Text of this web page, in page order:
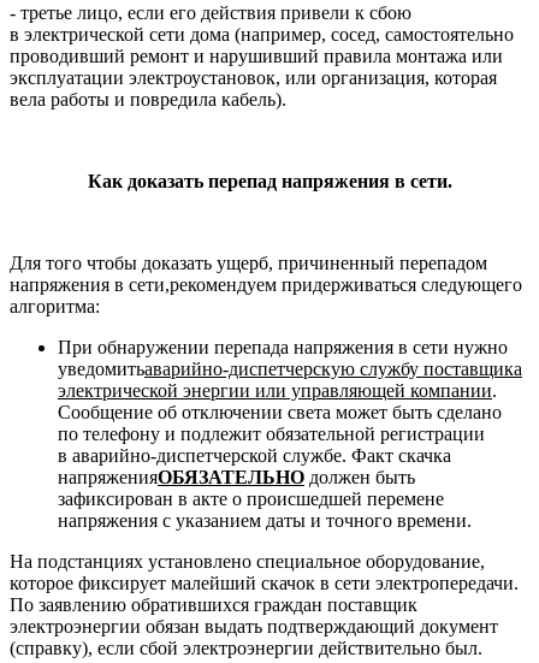
- третье лицо, если его действия привели к сбою
в электрической сети дома (например, сосед, самостоятельно
проводивший ремонт и нарушивший правила монтажа или
эксплуатации электроустановок, или организация, которая
вела работы и повредила кабель).
Как доказать перепад напряжения в сети.
Для того чтобы доказать ущерб, причиненный перепадом
напряжения в сети,рекомендуем придерживаться следующего
алгоритма:
При обнаружении перепада напряжения в сети нужно
уведомитьаварийно-диспетчерскую службу поставщика
электрической энергии или управляющей компании.
Сообщение об отключении света может быть сделано
по телефону и подлежит обязательной регистрации
в аварийно-диспетчерской службе. Факт скачка
напряженияОБЯЗАТЕЛЬНО должен быть
зафиксирован в акте о происшедшей перемене
напряжения с указанием даты и точного времени.
На подстанциях установлено специальное оборудование,
которое фиксирует малейший скачок в сети электропередачи.
По заявлению обратившихся граждан поставщик
электроэнергии обязан выдать подтверждающий документ
(справку), если сбой электроэнергии действительно был.